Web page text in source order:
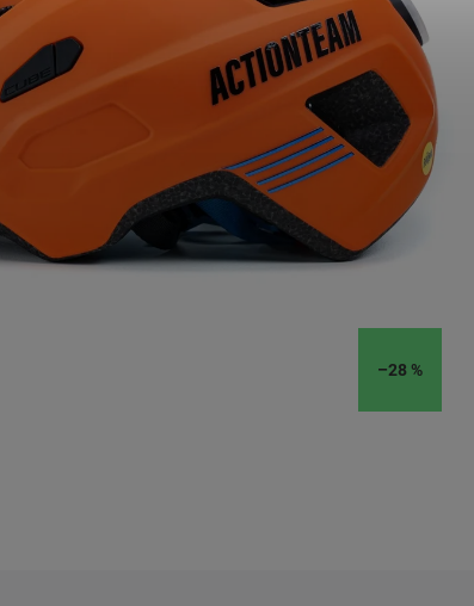
–28 %